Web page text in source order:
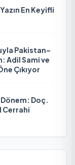
En Keyifli
Pakistan–
Adil Sami ve
Çıkıyor
Doç.
Cerrahi